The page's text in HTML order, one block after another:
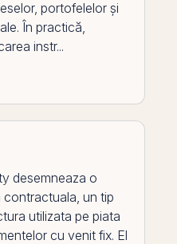
portofelelor și
În practică,
instr...
desemneaza o
un tip
utilizata pe piata
cu venit fix. El